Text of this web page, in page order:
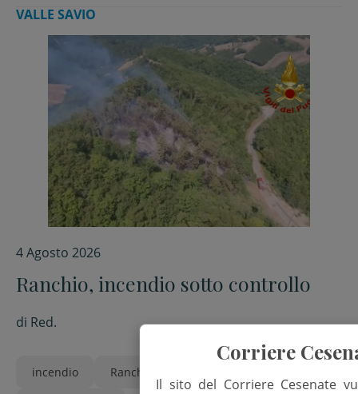
VALLE SAVIO
4 Agosto 2026
Ranchio, incendio sotto controllo
di Red.
incendio Ranchio
Corriere
Il sito del Corriere Cesenate